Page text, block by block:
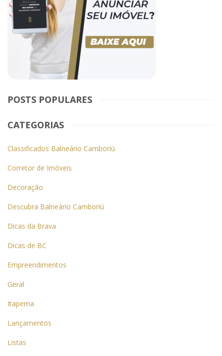
POSTS POPULARES
CATEGORIAS
Classificados Balneário Camboriú
Corretor de Imóveis
Decoração
Descubra Balneário Camboriú
Dicas da Brava
Dicas de BC
Empreendimentos
Geral
Itapema
Lançamentos
Listas